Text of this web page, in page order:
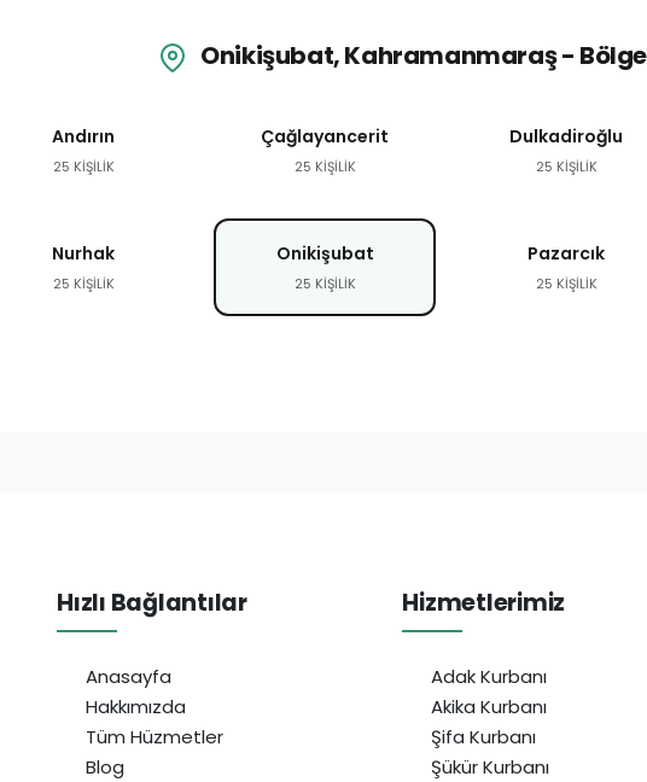
Onikişubat, Kahramanmaraş -
Andırın
25 KİŞİLİK
Çağlayancerit
25 KİŞİLİK
Dulkadiroğlu
25 KİŞİLİK
Nurhak
25 KİŞİLİK
Onikişubat
25 KİŞİLİK
Pazarcık
25 KİŞİLİK
Hızlı Bağlantılar
Anasayfa
Hakkımızda
Tüm Hüzmetler
Blog
Hizmetlerimiz
Adak Kurbanı
Akika Kurbanı
Şifa Kurbanı
Şükür Kurbanı